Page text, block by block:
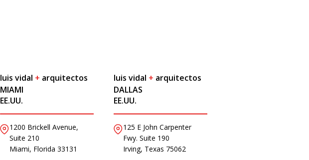
luis vidal + arquitectos
MIAMI
EE.UU.
1200 Brickell Avenue,
Suite 210
Miami, Florida 33131
luis vidal + arquitectos
DALLAS
EE.UU.
125 E John Carpenter
Fwy. Suite 190
Irving, Texas 75062